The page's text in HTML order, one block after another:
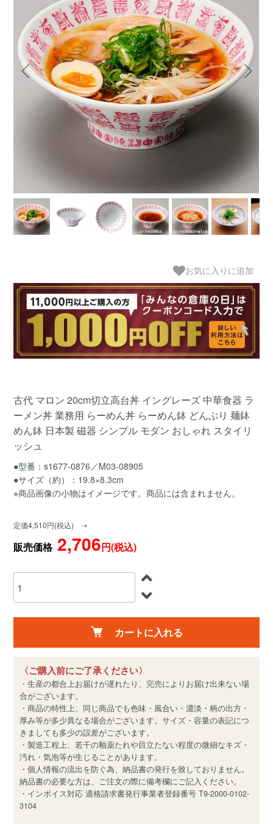
お気に入りに追加
古代 マロン 20cm切立高台丼 イングレーズ 中華食器 ラ
ーメン丼 業務用 らーめん丼 らーめん鉢 どんぶり 麺鉢
めん鉢 日本製 磁器 シンプル モダン おしゃれ スタイリ
ッシュ
●型番：s1677-0876／M03-08905
●サイズ（約）：19.8×8.3cm
※商品画像の小物はイメージです。商品には含まれません。
定価4,510円(税込) ➝
販売価格2,706円(税込)
カートに入れる
〈ご購入前にご了承ください〉
・生産の都合上お届けが遅れたり、完売によりお届け出来ない場
合がございます。
・商品の特性上、同じ商品でも色味・風合い・濃淡・柄の出方・
厚み等が多少異なる場合がございます。サイズ・容量の表記につ
きましても多少の誤差がございます。
・製造工程上、若干の釉薬たれや目立たない程度の微細なキズ・
汚れ・気泡等が生じることがあります。
・個人情報の流出を防ぐ為、納品書の発行を致しておりません。
納品書の必要な方は、ご注文の際に備考欄にご記入ください。
・インボイス対応 適格請求書発行事業者登録番号 T9-2000-0102-
3104